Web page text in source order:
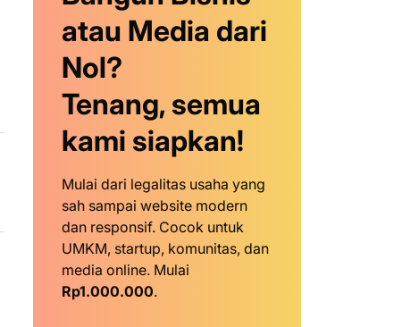
atau Media dari
Nol?
Tenang, semua
kami siapkan!
Mulai dari legalitas usaha yang
sah sampai website modern
dan responsif. Cocok untuk
UMKM, startup, komunitas, dan
media online. Mulai
Rp1.000.000.